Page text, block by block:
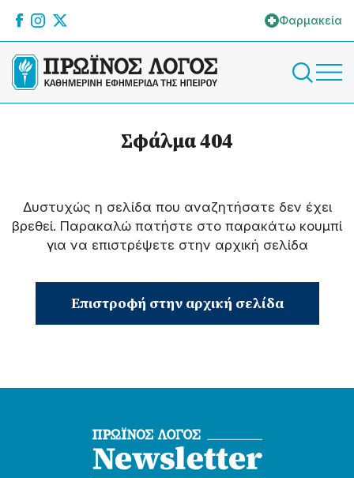
Φαρμακεία
Σφάλμα 404
Δυστυχώς η σελίδα που αναζητήσατε δεν έχει
βρεθεί. Παρακαλώ πατήστε στο παρακάτω κουμπί
για να επιστρέψετε στην αρχική σελίδα
Επιστροφή στην αρχική σελίδα